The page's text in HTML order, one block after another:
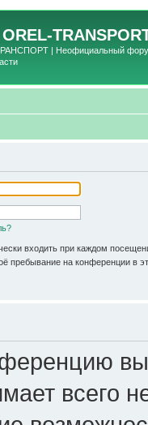
OREL-
| Неофициальный форум
входить при каждом
пребывание на конференции в
всего